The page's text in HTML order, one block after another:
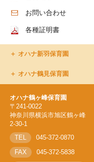
お問い合わせ
各種証明書
オハナ新羽保育園
オハナ鶴見保育園
オハナ鶴ヶ峰保育園
〒241-0022
神奈川県横浜市旭区鶴ヶ峰
2-30-1
TEL
045-372-0870
FAX 045-372-5838
オハナ上永谷保育園
オハナ新羽保育園
オハナ鶴見保育園